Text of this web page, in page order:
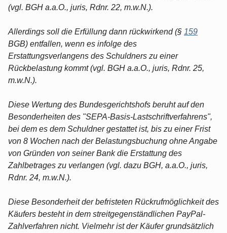
(vgl. BGH a.a.O., juris, Rdnr. 22, m.w.N.).
Allerdings soll die Erfüllung dann rückwirkend (§ 159
BGB) entfallen, wenn es infolge des
Erstattungsverlangens des Schuldners zu einer
Rückbelastung kommt (vgl. BGH a.a.O., juris, Rdnr. 25,
m.w.N.).
Diese Wertung des Bundesgerichtshofs beruht auf den
Besonderheiten des "SEPA-Basis-Lastschriftverfahrens",
bei dem es dem Schuldner gestattet ist, bis zu einer Frist
von 8 Wochen nach der Belastungsbuchung ohne Angabe
von Gründen von seiner Bank die Erstattung des
Zahlbetrages zu verlangen (vgl. dazu BGH, a.a.O., juris,
Rdnr. 24, m.w.N.).
Diese Besonderheit der befristeten Rückrufmöglichkeit des
Käufers besteht in dem streitgegenständlichen PayPal-
Zahlverfahren nicht. Vielmehr ist der Käufer grundsätzlich